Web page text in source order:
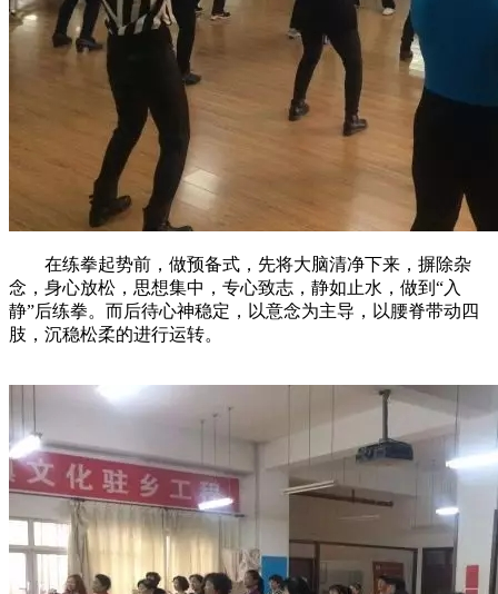
在练拳起势前，做预备式，先将大脑清净下来，摒除杂
念，身心放松，思想集中，专心致志，静如止水，做到“入
静”后练拳。而后待心神稳定，以意念为主导，以腰脊带动四
肢，沉稳松柔的进行运转。